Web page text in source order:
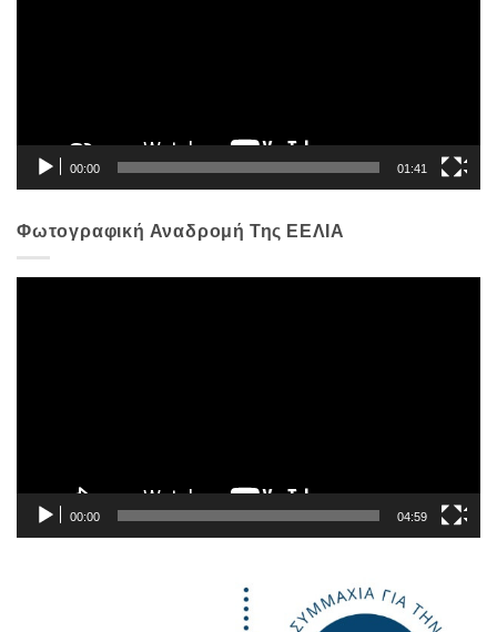
00:00 01:41
Φωτογραφική Αναδρομή Της ΕΕΛΙΑ
00:00 04:59